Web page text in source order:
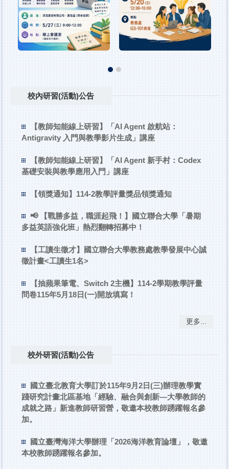
校內研習(活動)公告
【教師知能線上研習】「AI Agent 啟航站：
Antigravity 入門與教學影片生成」講座
【教師知能線上研習】「AI Agent 新手村：Codex
基礎安裝與教學應用入門」講座
【領獎通知】114-2教學評量獎品領獎通知
📢 【戰勝多益，職涯起飛！】國立聯合大學「暑期
多益英語強化班」熱烈翻轉招募中！
【工讀生徵才】國立聯合大學教務處教學發展中心誠
徵計畫<工讀生1名>
【抽蘋果筆電、Switch 2主機】114-2學期教學評量
問卷115年5月18日(一)開放填寫！
更多...
校外研習(活動)公告
國立臺北教育大學訂於115年9月2日(三)辦理教學實
踐研究計畫北區基地「經驗、融合與創新—大學教師的
成就之路」新進教師研習營，敬邀本校教師踴躍報名參
加。
國立臺灣海洋大學辦理「2026海洋教育論壇」，敬邀
本校教師踴躍報名參加。